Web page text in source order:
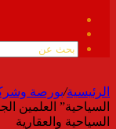
الموقع
الرئيسية/بورصة
السياحية” العلمين
السياحية والعقارية